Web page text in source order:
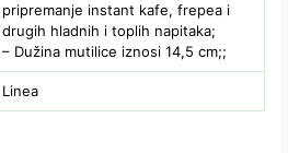
pripremanje instant kafe, frepea i
drugih hladnih i toplih napitaka;
– Dužina mutilice iznosi 14,5 cm;;
Linea